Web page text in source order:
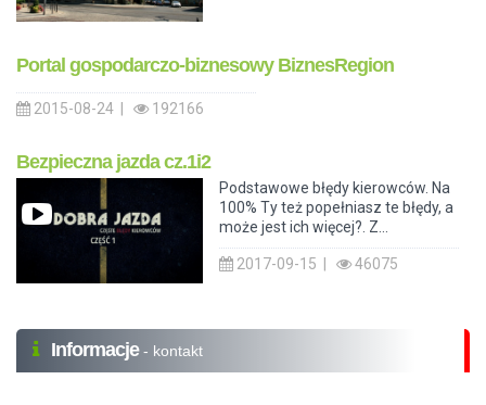
Portal gospodarczo-biznesowy BiznesRegion
2015-08-24 | 192166
Bezpieczna jazda cz.1i2
Podstawowe błędy kierowców. Na
100% Ty też popełniasz te błędy, a
może jest ich więcej?. Z...
2017-09-15 | 46075
Informacje - kontakt